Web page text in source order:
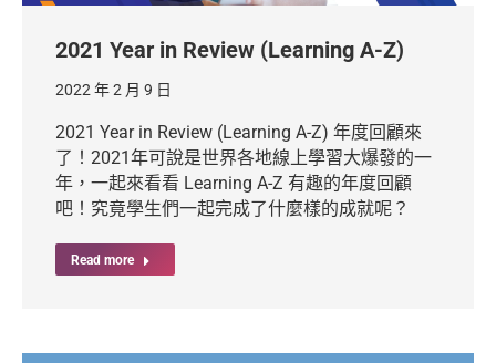
2021 Year in Review (Learning A-Z)
2022 年 2 月 9 日
2021 Year in Review (Learning A-Z) 年度回顧來
了！2021年可說是世界各地線上學習大爆發的一
年，一起來看看 Learning A-Z 有趣的年度回顧
吧！究竟學生們一起完成了什麼樣的成就呢？
Read more